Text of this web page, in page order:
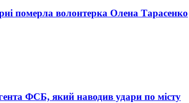
померла волонтерка Олена Тарасенко
ФСБ, який наводив удари по місту